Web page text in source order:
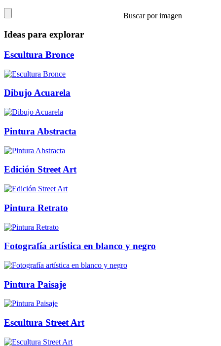
Buscar por imagen
Ideas para explorar
Escultura Bronce
Dibujo Acuarela
Pintura Abstracta
Edición Street Art
Pintura Retrato
Fotografía artística en blanco y negro
Pintura Paisaje
Escultura Street Art